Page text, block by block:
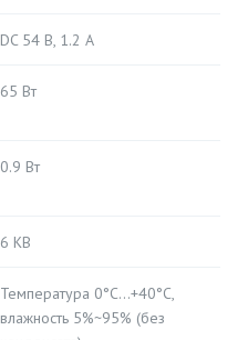
DC 54 В, 1.2 А
65 Вт
0.9 Вт
6 КВ
Температура 0°C...+40°C,
влажность 5%~95% (без